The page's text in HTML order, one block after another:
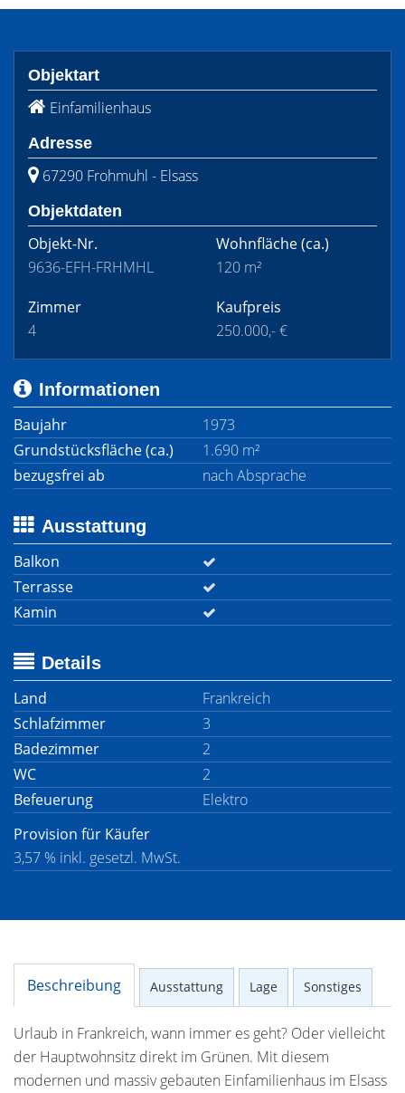
Objektart
Einfamilienhaus
Adresse
67290 Frohmuhl - Elsass
Objektdaten
Objekt-Nr.
9636-EFH-FRHMHL
Wohnfläche(ca.)
120 m²
Zimmer
4
Kaufpreis
250.000,- €
Informationen
Baujahr
1973
Grundstücksfläche (ca.)
1.690 m²
bezugsfrei ab
nach Absprache
Ausstattung
Balkon
Terrasse
Kamin
Details
Land
Frankreich
Schlafzimmer
3
Badezimmer
2
WC
2
Befeuerung
Elektro
Provision für Käufer
3,57 % inkl. gesetzl. MwSt.
Beschreibung Ausstattung Lage Sonstiges
Urlaub in Frankreich, wann immer es geht? Oder vielleicht
der Hauptwohnsitz direkt im Grünen. Mit diesem
modernen und massiv gebauten Einfamilienhaus im Elsass